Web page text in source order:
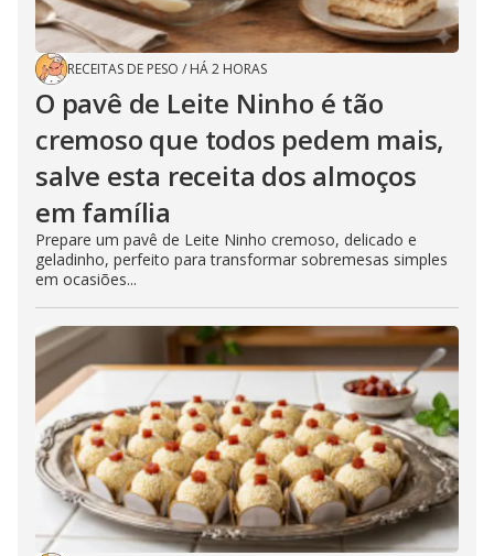
RECEITAS DE PESO / HÁ 2 HORAS
O pavê de Leite Ninho é tão
cremoso que todos pedem mais,
salve esta receita dos almoços
em família
Prepare um pavê de Leite Ninho cremoso, delicado e
geladinho, perfeito para transformar sobremesas simples
em ocasiões...